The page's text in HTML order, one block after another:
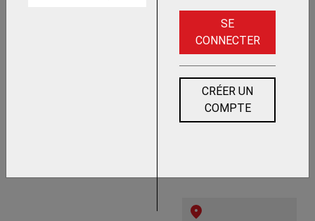
Trouvez le chez votre
adhérent
PIECE INTERCALAIRE
FAVORIT
SIEGENIA
SE
CONNECTER
CRÉER UN
COMPTE